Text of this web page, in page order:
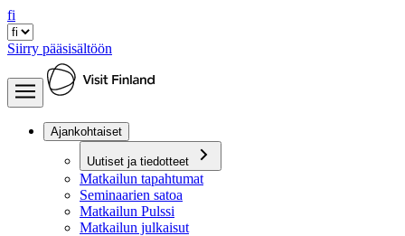
fi
Siirry pääsisältöön
Ajankohtaiset
Uutiset ja tiedotteet
Matkailun tapahtumat
Seminaarien satoa
Matkailun Pulssi
Matkailun julkaisut